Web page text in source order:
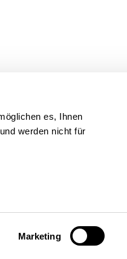
es, Ihnen
werden nicht für
Marketing